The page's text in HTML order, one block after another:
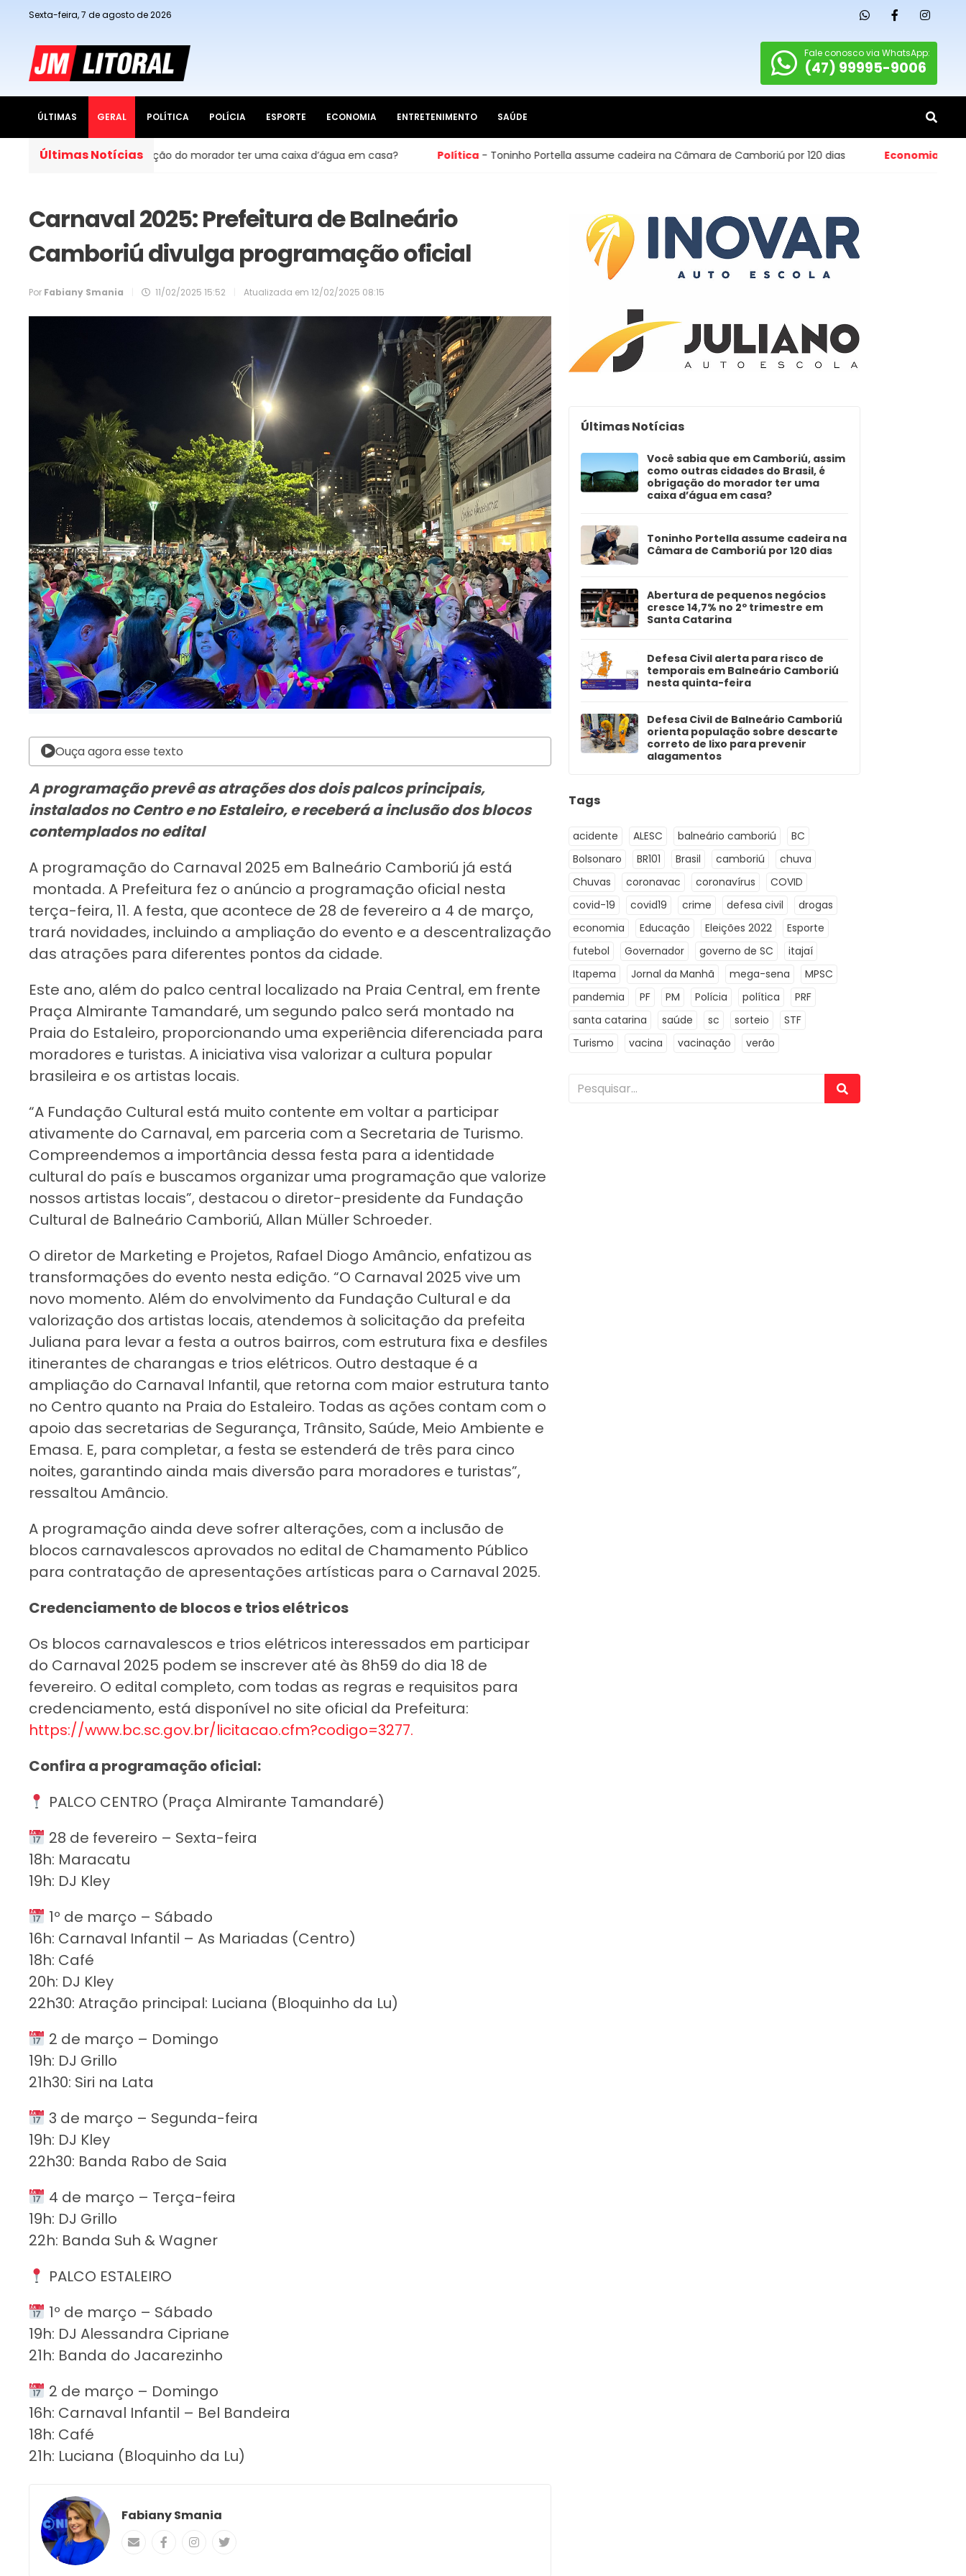
Sexta-feira, 7 de agosto de 2026
Fale conosco via WhatsApp:
(47) 99995-9006
ÚLTIMAS GERAL POLÍTICA POLÍCIA ESPORTE ECONOMIA ENTRETENIMENTO SAÚDE
Últimas Notícias
do morador ter uma caixa d’água em casa? Política- Toninho Portella assume cadeira na Câmara de Camboriú por 120 dias Economia- Abertura de pequenos
Carnaval 2025: Prefeitura de Balneário
Camboriú divulga programação oficial
Por Fabiany Smania 11/02/2025 15:52 Atualizada em 12/02/2025 08:15
Ouça agora esse texto
A programação prevê as atrações dos dois palcos principais,
instalados no Centro e no Estaleiro, e receberá a inclusão dos blocos
contemplados no edital
A programação do Carnaval 2025 em Balneário Camboriú já está
montada. A Prefeitura fez o anúncio a programação oficial nesta
terça-feira, 11. A festa, que acontece de 28 de fevereiro a 4 de março,
trará novidades, incluindo a ampliação do evento e a descentralização
das atrações para diferentes pontos da cidade.
Este ano, além do palco central localizado na Praia Central, em frente
Praça Almirante Tamandaré, um segundo palco será montado na
Praia do Estaleiro, proporcionando uma experiência diferenciada para
moradores e turistas. A iniciativa visa valorizar a cultura popular
brasileira e os artistas locais.
“A Fundação Cultural está muito contente em voltar a participar
ativamente do Carnaval, em parceria com a Secretaria de Turismo.
Compreendemos a importância dessa festa para a identidade
cultural do país e buscamos organizar uma programação que valorize
nossos artistas locais”, destacou o diretor-presidente da Fundação
Cultural de Balneário Camboriú, Allan Müller Schroeder.
O diretor de Marketing e Projetos, Rafael Diogo Amâncio, enfatizou as
transformações do evento nesta edição. “O Carnaval 2025 vive um
novo momento. Além do envolvimento da Fundação Cultural e da
valorização dos artistas locais, atendemos à solicitação da prefeita
Juliana para levar a festa a outros bairros, com estrutura fixa e desfiles
itinerantes de charangas e trios elétricos. Outro destaque é a
ampliação do Carnaval Infantil, que retorna com maior estrutura tanto
no Centro quanto na Praia do Estaleiro. Todas as ações contam com o
apoio das secretarias de Segurança, Trânsito, Saúde, Meio Ambiente e
Emasa. E, para completar, a festa se estenderá de três para cinco
noites, garantindo ainda mais diversão para moradores e turistas”,
ressaltou Amâncio.
A programação ainda deve sofrer alterações, com a inclusão de
blocos carnavalescos aprovados no edital de Chamamento Público
para contratação de apresentações artísticas para o Carnaval 2025.
Credenciamento de blocos e trios elétricos
Os blocos carnavalescos e trios elétricos interessados em participar
do Carnaval 2025 podem se inscrever até às 8h59 do dia 18 de
fevereiro. O edital completo, com todas as regras e requisitos para
credenciamento, está disponível no site oficial da Prefeitura:
https://www.bc.sc.gov.br/licitacao.cfm?codigo=3277.
Confira a programação oficial:
PALCO CENTRO (Praça Almirante Tamandaré)
28 de fevereiro – Sexta-feira
18h: Maracatu
19h: DJ Kley
1º de março – Sábado
16h: Carnaval Infantil – As Mariadas (Centro)
18h: Café
20h: DJ Kley
22h30: Atração principal: Luciana (Bloquinho da Lu)
2 de março – Domingo
19h: DJ Grillo
21h30: Siri na Lata
3 de março – Segunda-feira
19h: DJ Kley
22h30: Banda Rabo de Saia
4 de março – Terça-feira
19h: DJ Grillo
22h: Banda Suh & Wagner
PALCO ESTALEIRO
1º de março – Sábado
19h: DJ Alessandra Cipriane
21h: Banda do Jacarezinho
2 de março – Domingo
16h: Carnaval Infantil – Bel Bandeira
18h: Café
21h: Luciana (Bloquinho da Lu)
Fabiany Smania
Últimas Notícias
Você sabia que em Camboriú, assim
como outras cidades do Brasil, é
obrigação do morador ter uma
caixa d’água em casa?
Toninho Portella assume cadeira na
Câmara de Camboriú por 120 dias
Abertura de pequenos negócios
cresce 14,7% no 2º trimestre em
Santa Catarina
Defesa Civil alerta para risco de
temporais em Balneário Camboriú
nesta quinta-feira
Defesa Civil de Balneário Camboriú
orienta população sobre descarte
correto de lixo para prevenir
alagamentos
Tags
acidente ALESC balneário camboriú
BC
Bolsonaro
BR101 Brasil camboriú
chuva
Chuvas
coronavac coronavírus
COVID
covid-19
covid19 crime defesa civil
drogas
economia
Educação Eleições 2022
Esporte
futebol
Governador governo de SC
itajaí
Itapema
Jornal da Manhã mega-sena
MPSC
pandemia
PF PM Polícia política
PRF
santa catarina
saúde sc sorteio
STF
Turismo
vacina vacinação verão